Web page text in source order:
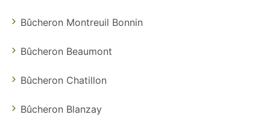
Bûcheron Montreuil Bonnin
Bûcheron Beaumont
Bûcheron Chatillon
Bûcheron Blanzay